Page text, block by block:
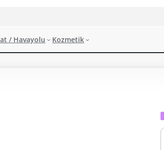
/ Havayolu Kozmetik